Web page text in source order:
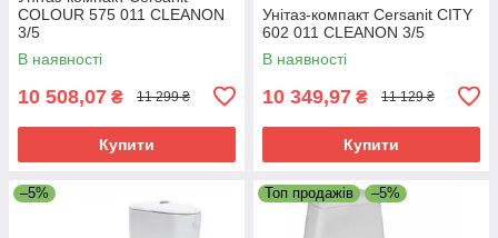
COLOUR 575 011 CLEANON
3/5
В наявності
10 508,07 ₴ 11 299 ₴
Купити
Унітаз-компакт Cersanit CITY
602 011 CLEANON 3/5
В наявності
10 349,97 ₴ 11 129 ₴
Купити
–5% Топ продажів –5%